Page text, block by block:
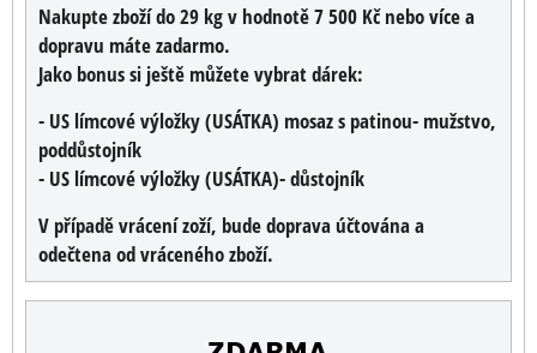
Nakupte zboží do 29 kg v hodnotě 7 500 Kč nebo více a
dopravu máte zadarmo.
Jako bonus si ještě můžete vybrat dárek:
- US límcové výložky (USÁTKA) mosaz s patinou- mužstvo,
poddůstojník
- US límcové výložky (USÁTKA)- důstojník
V případě vrácení zoží, bude doprava účtována a
odečtena od vráceného zboží.